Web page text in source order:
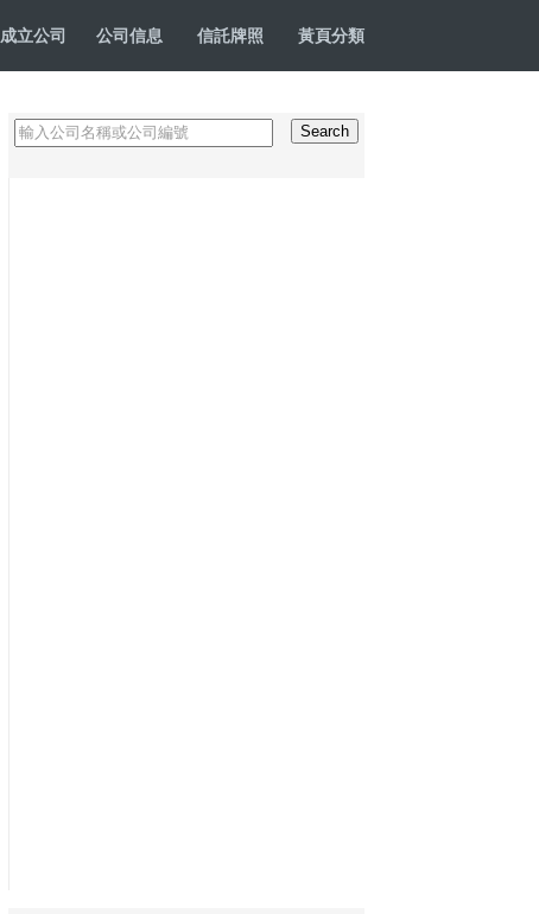
成立公司 公司信息 信託牌照 黃頁分類